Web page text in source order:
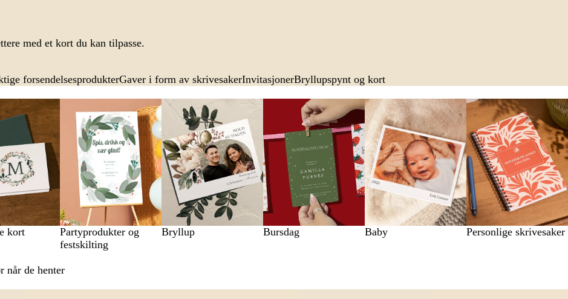
med et kort du kan tilpasse.
forsendelsesprodukterGaver i form av skrivesakerInvitasjonerBryllupspynt og kort
kort
Partyprodukter og
festskilting
Bryllup Bursdag Baby Personlige skrivesaker
når de henter